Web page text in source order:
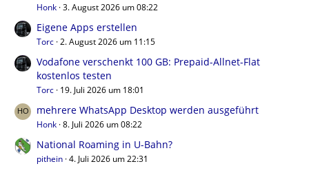
Honk 3. August 2026 um 08:22
Eigene Apps erstellen
Torc 2. August 2026 um 11:15
Vodafone verschenkt 100 GB: Prepaid-Allnet-Flat
kostenlos testen
Torc 19. Juli 2026 um 18:01
mehrere WhatsApp Desktop werden ausgeführt
Honk 8. Juli 2026 um 08:22
National Roaming in U-Bahn?
pithein 4. Juli 2026 um 22:31